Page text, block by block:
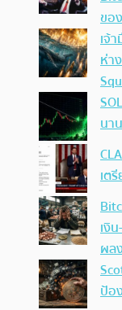
ขอ
เจ้
ห่า
นา
เต
เงิ
ผล
ป้อ